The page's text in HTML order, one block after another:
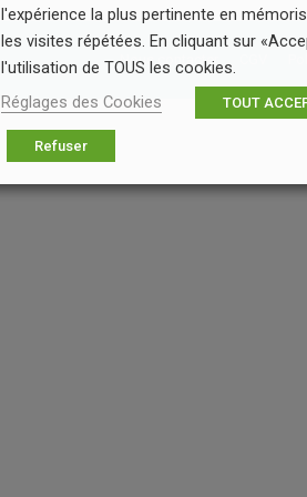
Nous contacter
l'expérience la plus pertinente en
les visites répétées. En cliquant sur
l'utilisation de TOUS les cookies.
Réglages des Cookies
TOUT
Refuser